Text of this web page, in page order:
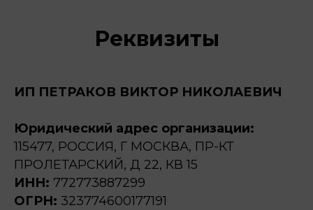
Реквизиты
ИП ПЕТРАКОВ ВИКТОР НИКОЛАЕВИЧ
Юридический адрес организации:
115477, РОССИЯ, Г МОСКВА, ПР-КТ
ПРОЛЕТАРСКИЙ, Д 22, КВ 15
ИНН: 772773887299
ОГРН: 323774600177191